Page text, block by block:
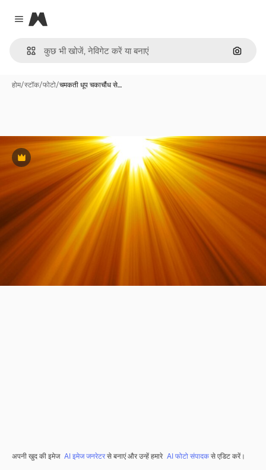
Close menu
Magnific
इमेज से
होम/स्टॉक/फोटो/चमकती धूप चकाचौंध से…
Premium
अपनी खुद की इमेज AI इमेज जनरेटरसे बनाएं और उन्हें हमारे AI फोटो संपादकसे एडिट करें।